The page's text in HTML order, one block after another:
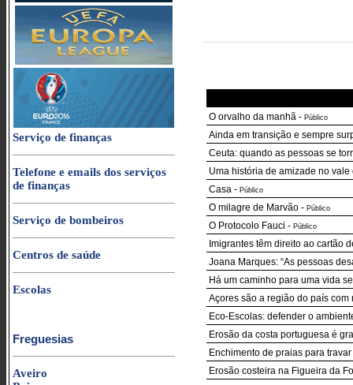
Serviço de finanças
Telefone e emails dos serviços
de finanças
Serviço de bombeiros
Centros de saúde
Escolas
Freguesias
Aveiro
O orvalho da manhã - Público
Ainda em transição e sempre
Ceuta: quando as pessoas se
Uma história de amizade no vale
Casa - Público
O milagre de Marvão - Público
O Protocolo Fauci - Público
Imigrantes têm direito ao cartão
Joana Marques: “As pessoas
Há um caminho para uma vida
Açores são a região do país
Eco-Escolas: defender o
Erosão da costa portuguesa é
Enchimento de praias para
Erosão costeira na Figueira da